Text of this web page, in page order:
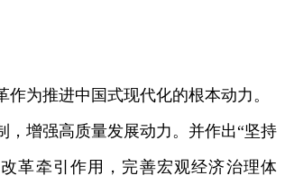
为推进中国式现代化的根本动力。
增强高质量发展动力。并作出“坚持
革牵引作用，完善宏观经济治理体